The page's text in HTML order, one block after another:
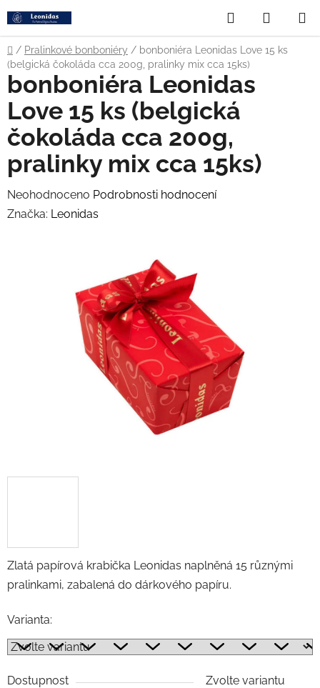
na
obsah
Hledat
KOŠÍK
Domů
/ Pralinkové bonboniéry / bonboniéra Leonidas Love 15 ks
(belgická čokoláda cca 200g, pralinky mix cca 15ks)
Zlatá papírová krabička Leonidas naplněná 15 různými
pralinkami, zabalená do dárkového papíru.
Varianta:
Dostupnost
Zvolte variantu
bonboniéra Leonidas
Love 15 ks (belgická
čokoláda cca 200g,
pralinky mix cca 15ks)
Průměrné
hodnocení
Neohodnoceno Podrobnosti hodnocení
Značka: Leonidas